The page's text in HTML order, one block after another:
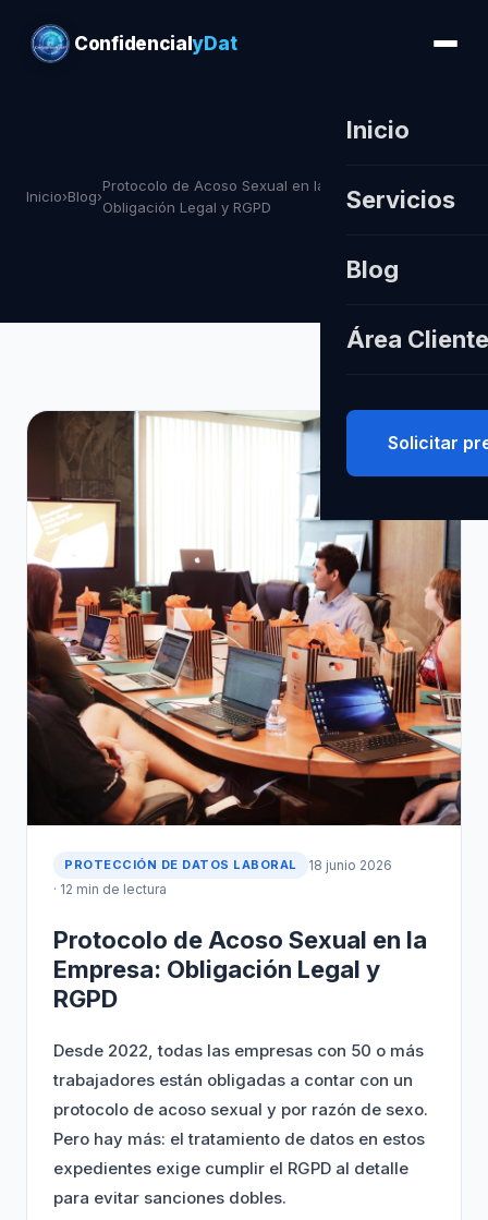
ConfidencialyDat
Inicio
Servicios
Blog
Área Cliente
Solicitar
Inicio›Blog›
Protocolo de Acoso Sexual en la Empresa:
Obligación Legal y RGPD
PROTECCIÓN DE DATOS LABORAL
18 junio 2026
· 12 min de lectura
Protocolo de Acoso Sexual en la
Empresa: Obligación Legal y
RGPD
Desde 2022, todas las empresas con 50 o más
trabajadores están obligadas a contar con un
protocolo de acoso sexual y por razón de sexo.
Pero hay más: el tratamiento de datos en estos
expedientes exige cumplir el RGPD al detalle
para evitar sanciones dobles.